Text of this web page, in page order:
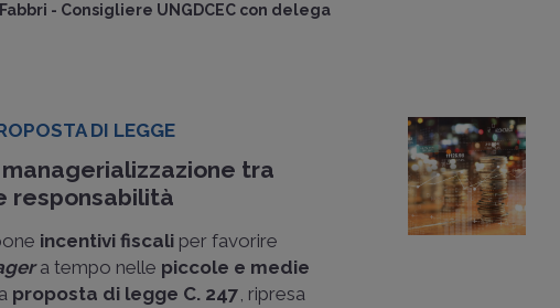
- Consigliere UNGDCEC con delega
DI LEGGE
managerializzazione tra
responsabilità
incentivi fiscali per favorire
a tempo nelle piccole e medie
proposta di legge C. 247, ripresa